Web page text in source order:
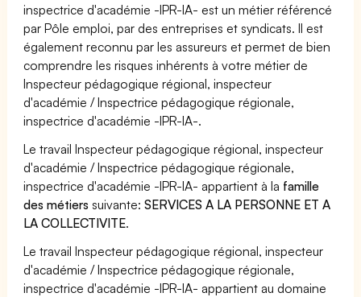
inspectrice d'académie -IPR-IA- est un métier référencé
par Pôle emploi, par des entreprises et syndicats. Il est
également reconnu par les assureurs et permet de bien
comprendre les risques inhérents à votre métier de
Inspecteur pédagogique régional, inspecteur
d'académie / Inspectrice pédagogique régionale,
inspectrice d'académie -IPR-IA-.
Le travail Inspecteur pédagogique régional, inspecteur
d'académie / Inspectrice pédagogique régionale,
inspectrice d'académie -IPR-IA- appartient à la famille
des métiers suivante:SERVICES A LA PERSONNE ET A
LA COLLECTIVITE.
Le travail Inspecteur pédagogique régional, inspecteur
d'académie / Inspectrice pédagogique régionale,
inspectrice d'académie -IPR-IA- appartient au domaine